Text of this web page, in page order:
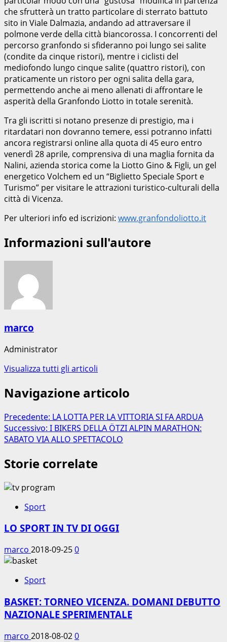
che sfrutterà un tratto particolare di sterrato battuto
sito in Viale Dalmazia, andando ad attraversare il
polmone verde della città biancorossa. I concorrenti del
percorso granfondo si sfideranno poi lungo sei salite
(condite da cinque ristori), mentre i ciclisti del
mediofondo lungo cinque salite (quattro ristori), con
praticamente un ristoro per ogni salita della gara,
permettendo anche ai meno allenati di affrontare le
asperità della Granfondo Liotto in totale serenità.
Tra gli iscritti si notano presenze di prestigio, ma i
ritardatari non dovranno temere, essi potranno infatti
ancora registrarsi online alla quota di 45 euro entro
venerdì 28 aprile, comprensiva di una maglia fornita da
Nalini, azienda storica come la Liotto Gino & Figli, un gel
energetico Volchem ed un “Biglietto Speciale Sport e
Turismo” per visitare le attrazioni turistico-culturali della
città di Vicenza.
Per ulteriori info ed iscrizioni: www.granfondoliotto.it
Informazioni sull'autore
marco
Administrator
Visualizza tutti gli articoli
Navigazione articolo
Precedente: LA LOTTA PER LA VITTORIA SI FA ARDUA
Successivo: I BIKERS DELLA ÖTZI ALPIN MARATHON:
SABATO VIA ALLO SPETTACOLO
Storie correlate
Sport
LO SPORT IN TV DI OGGI
marco 2018-09-250
Sport
BASKET: TORNEO VICENZA. DOMANI DEBUTTO
NAZIONALE SPERIMENTALE
marco 2018-08-020